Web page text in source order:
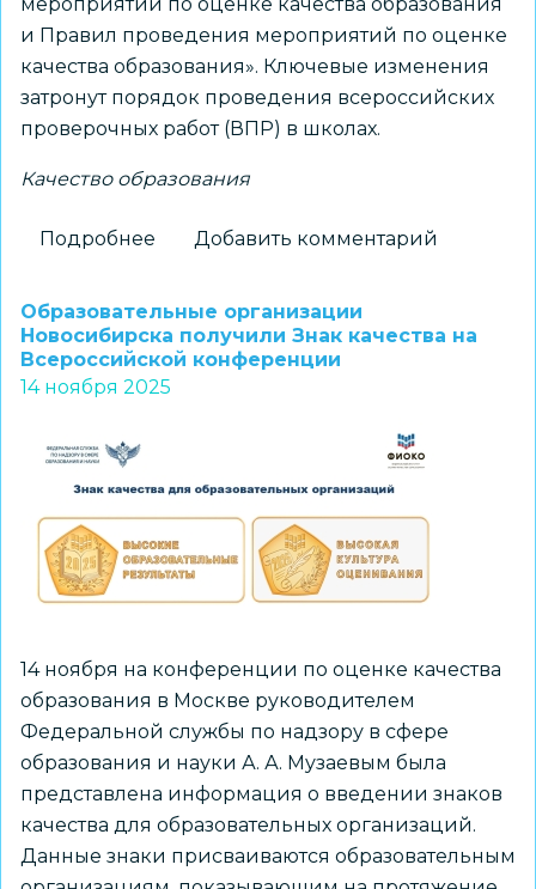
и Правил проведения мероприятий по оценке
качества образования». Ключевые изменения
затронут порядок проведения всероссийских
проверочных работ (ВПР) в школах.
Качество образования
Подробнее
изменения
в
порядок
проверочных
работ
в
школах
Добавить комментарий
Образовательные организации
Новосибирска получили Знак качества на
Всероссийской конференции
14 ноября 2025
14 ноября на конференции по оценке качества
образования в Москве руководителем
Федеральной службы по надзору в сфере
образования и науки А. А. Музаевым была
представлена информация о введении знаков
качества для образовательных организаций.
Данные знаки присваиваются образовательным